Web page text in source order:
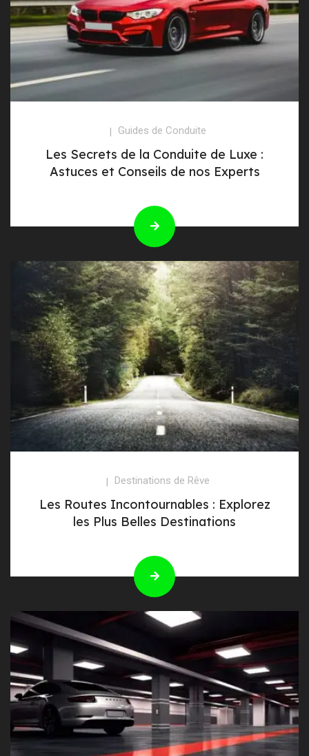
Guides de Conduite
Les Secrets de la Conduite de Luxe :
Astuces et Conseils de nos Experts
Destinations de Rêve
Les Routes Incontournables : Explorez
les Plus Belles Destinations